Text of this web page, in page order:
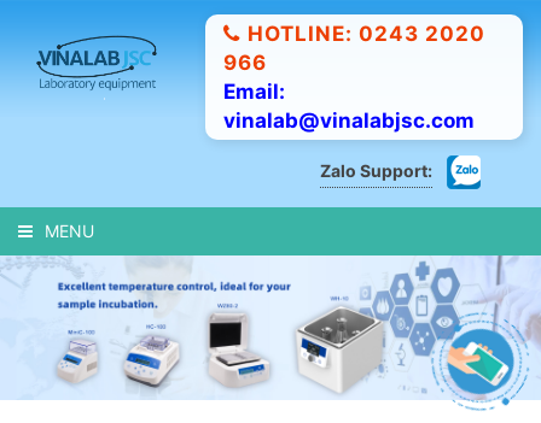
HOTLINE: 0243 2020
966
Email:
vinalab@vinalabjsc.com
Zalo Support:
MENU